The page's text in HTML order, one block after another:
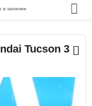
в наличии
Tucson 3